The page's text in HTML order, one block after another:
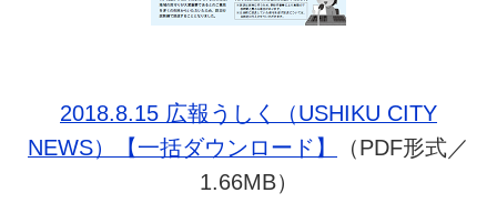
2018.8.15 広報うしく（USHIKU CITY
NEWS）【一括ダウンロード】
（PDF形式／
1.66MB）